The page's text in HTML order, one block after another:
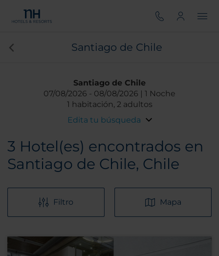
Santiago de Chile
Santiago de Chile
07/08/2026
08/08/2026
1 Noche
1 habitación, 2 adultos
Edita tu búsqueda
3 Hotel(es) encontrados en
Santiago de Chile, Chile
Filtro Mapa